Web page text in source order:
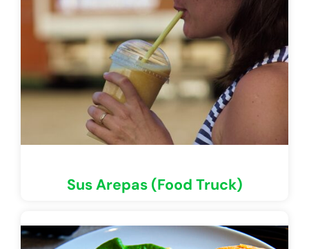
Sus Arepas (Food Truck)